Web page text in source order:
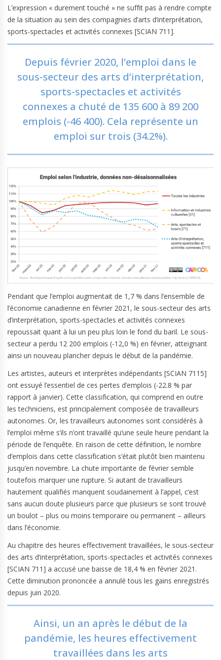
L’expression « durement touché » ne suffit pas à rendre compte
de la situation au sein des compagnies d’arts d’interprétation,
sports-spectacles et activités connexes [SCIAN 711].
Depuis février 2020, l’emploi dans le
sous-secteur des arts d’interprétation,
sports-spectacles et activités
connexes a chuté de 135 600 à 89 200
emplois (-46 400). Cela représente un
emploi sur trois (34.2%).
Pendant que l’emploi augmentait de 1,7 % dans l’ensemble de
l’économie canadienne en février 2021, le sous-secteur des arts
d’interprétation, sports-spectacles et activités connexes
repoussait quant à lui un peu plus loin le fond du baril. Le sous-
secteur a perdu 12 200 emplois (-12,0 %) en février, atteignant
ainsi un nouveau plancher depuis le début de la pandémie.
Les artistes, auteurs et interprètes indépendants [SCIAN 7115]
ont essuyé l’essentiel de ces pertes d’emplois (-22.8 % par
rapport à janvier). Cette classification, qui comprend en outre
les techniciens, est principalement composée de travailleurs
autonomes. Or, les travailleurs autonomes sont considérés à
l’emploi même s’ils n’ont travaillé qu’une seule heure pendant la
période de l’enquête. En raison de cette définition, le nombre
d’emplois dans cette classification s’était plutôt bien maintenu
jusqu’en novembre. La chute importante de février semble
toutefois marquer une rupture. Si autant de travailleurs
hautement qualifiés manquent soudainement à l’appel, c’est
sans aucun doute plusieurs parce que plusieurs se sont trouvé
un boulot – plus ou moins temporaire ou permanent – ailleurs
dans l’économie.
Au chapitre des heures effectivement travaillées, le sous-secteur
des arts d’interprétation, sports-spectacles et activités connexes
[SCIAN 711] a accusé une baisse de 18,4 % en février 2021.
Cette diminution prononcée a annulé tous les gains enregistrés
depuis juin 2020.
Ainsi, un an après le début de la
pandémie, les heures effectivement
travaillées dans les arts